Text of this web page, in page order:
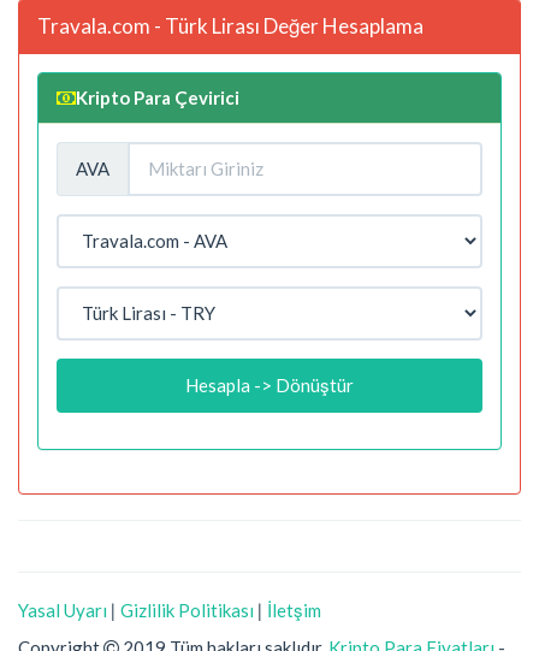
Travala.com - Türk Lirası Değer Hesaplama
Kripto Para Çevirici
AVA
Hesapla -> Dönüştür
Yasal Uyarı | Gizlilik Politikası | İletşim